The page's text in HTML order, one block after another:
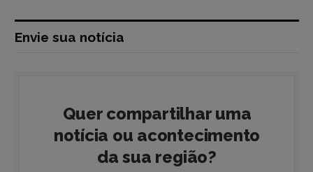
Envie sua notícia
Quer compartilhar uma
notícia ou acontecimento
da sua região?